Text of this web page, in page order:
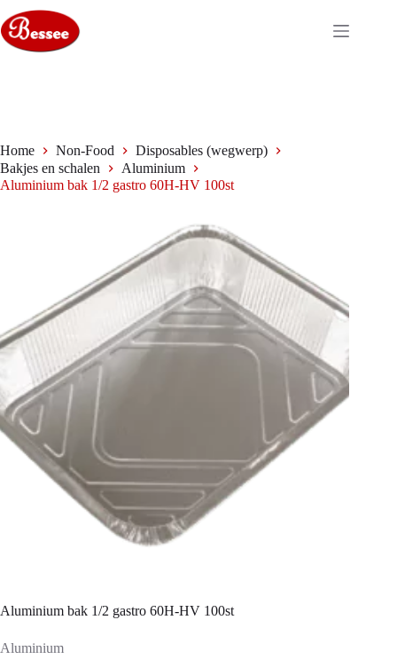
naar
de
inhoud
Home Non-Food
Disposables (wegwerp)
Bakjes en schalen
Aluminium
Aluminium bak 1/2 gastro 60H-HV 100st
Aluminium bak 1/2 gastro 60H-HV 100st
Aluminium